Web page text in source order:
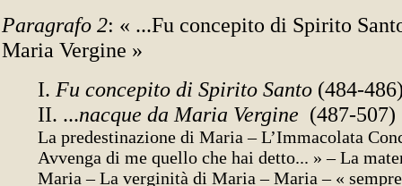
Paragrafo 2: « ...Fu concepito di Spirito
Maria Vergine »
I. Fu concepito di Spirito Santo (484-
II. ...nacque da Maria Vergine (487-507)
La predestinazione di Maria – L’Immacolata
Avvenga di me quello che hai detto... » – La
Maria – La verginità di Maria – Maria – «